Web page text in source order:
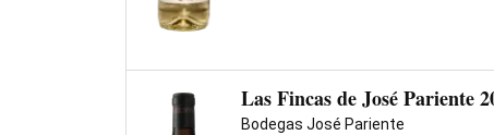
Las Fincas de José Pariente
Bodegas José Pariente